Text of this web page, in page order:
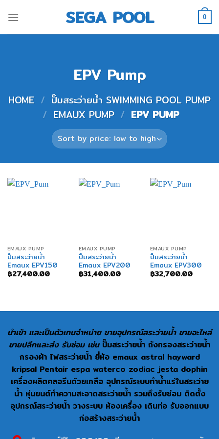
to
SEGA POOL 0
EPV Pump
HOME / ปั๊มสระว่ายน้ำ SWIMMING POOL PUMP
/ EMAUX PUMP / EPV PUMP
EMAUX PUMP
ปั๊มสระว่ายน้ำ
Emaux EPV150
฿27,400.00
EMAUX PUMP
ปั๊มสระว่ายน้ำ
Emaux EPV200
฿31,400.00
EMAUX PUMP
ปั๊มสระว่ายน้ำ
Emaux EPV300
฿32,700.00
นำเข้า และเป็นตัวเทนจำหน่าย ขายอุปกรณ์สระว่ายน้ำ ขายอะไหล่
ขายปลีกและส่ง รับซ่อม เช่น ปั๊มสระว่ายน้ำ ถังกรองสระว่ายน้ำ
กรองผ้า ไฟสระว่ายน้ำ ยี่ห้อ emaux astral hayward
kripsal Pentair espa waterco zodiac jesta dophin
เครื่องผลิตคลอรีนด้วยเกลือ อุปกรณ์ระบบทำน้ำแร่ในสระว่าย
น้ำ หุ่นยนต์ทำความสะอาดสระว่ายน้ำ รวมถึงรับซ่อม ติดตั้ง
อุปกรณ์สระว่ายน้ำ วางระบบ ห้องเครื่อง เดินท่อ รับออกแบบ
ก่อสร้างสระว่ายน้ำ